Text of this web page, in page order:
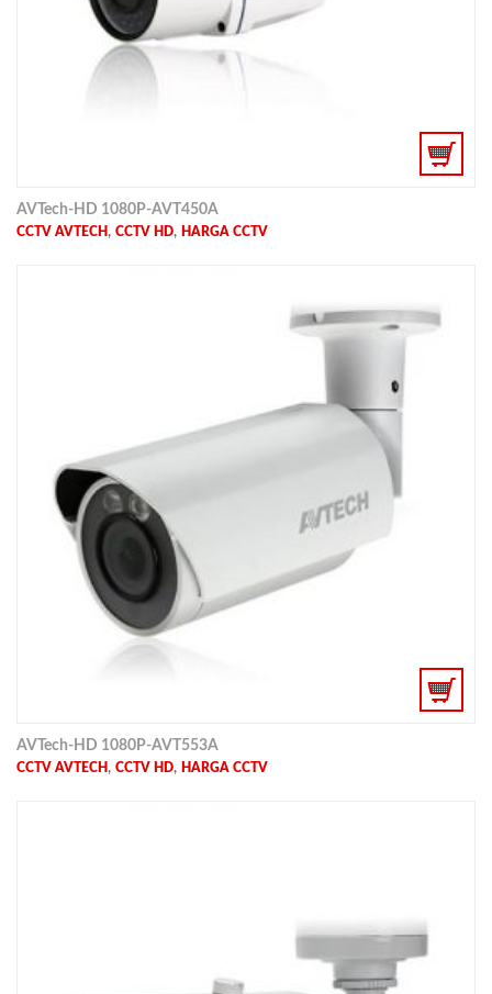
AVTech-HD 1080P-AVT450A
CCTV AVTECH , CCTV HD, HARGA CCTV
AVTech-HD 1080P-AVT553A
CCTV AVTECH , CCTV HD, HARGA CCTV